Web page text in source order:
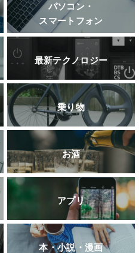
パソコン・
スマートフォン
最新テクノロジー
乗り物
お酒
アプリ
本・小説・漫画